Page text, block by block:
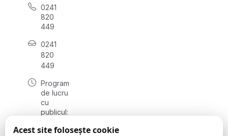
0241
820
449
0241
820
449
Program
de lucru
cu
publicul:
vineri
Acest site folosește cookie